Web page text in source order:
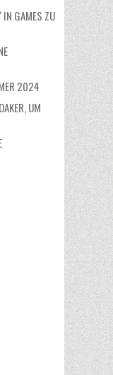
IN GAMES ZU
2024
UM